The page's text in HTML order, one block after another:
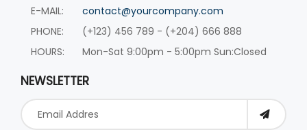
E-MAIL:
contact@yourcompany.com
PHONE:
(+123) 456 789 - (+204) 666 888
HOURS:
Mon-Sat 9:00pm - 5:00pm Sun:Closed
NEWSLETTER